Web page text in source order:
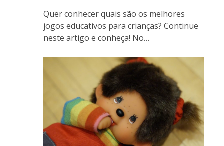
Quer conhecer quais são os melhores
jogos educativos para crianças? Continue
neste artigo e conheça! No…